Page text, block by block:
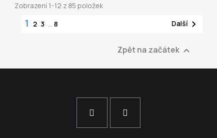
Zobrazení 1-12 z 85 položek
1 2 3 … 8 Další 
Zpět na začátek 